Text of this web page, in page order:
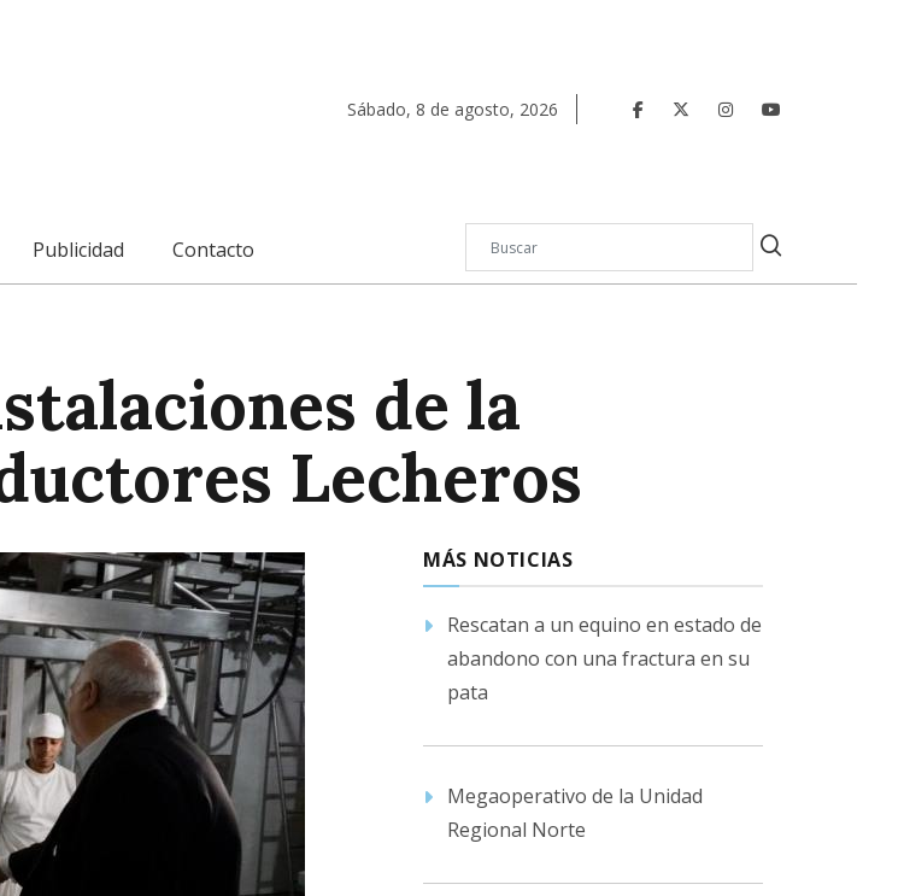
Sábado, 8 de agosto, 2026
Publicidad Contacto
de la
Lecheros
MÁS NOTICIAS
Rescatan a un equino en estado de
abandono con una fractura en su
pata
Megaoperativo de la Unidad
Regional Norte